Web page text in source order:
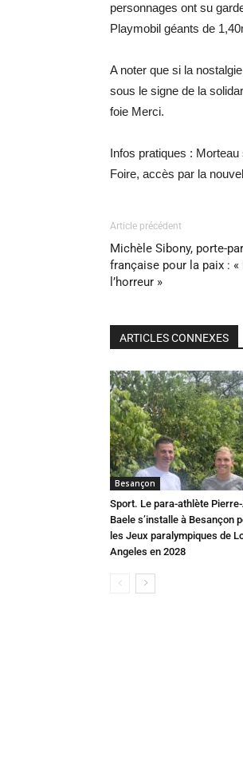
personnages ont su
Playmobil géants de
A noter que si la
sous le signe de la
foie Merci.
Infos pratiques :
Foire, accès par la
Article précédent
Michèle Sibony, porte-
française pour la paix :
l’horreur »
ARTICLES CONNEXES
Besançon
Sport. Le para-athlète
Baele s’installe à Besançon
les Jeux paralympiques de
Angeles en 2028